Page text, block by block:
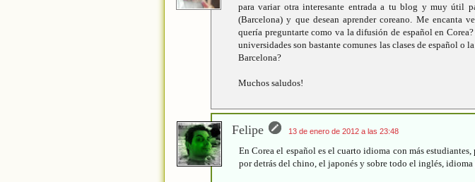
para variar otra interesante entrada a tu blog y muy útil
(Barcelona) y que desean aprender coreano. Me encanta
quería preguntarte como va la difusión de español en
universidades son bastante comunes las clases de español o
Barcelona?
Muchos saludos!
Felipe 13 de enero de 2012 a las 23:48
En Corea el español es el cuarto idioma con más
por detrás del chino, el japonés y sobre todo el inglés,